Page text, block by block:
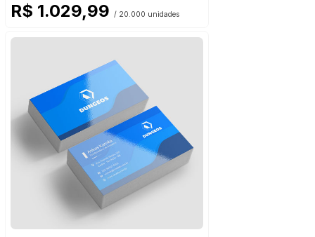
R$ 1.029,99 / 20.000 unidades